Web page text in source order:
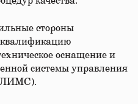
стороны
квалификацию
оснащение и
системы управления